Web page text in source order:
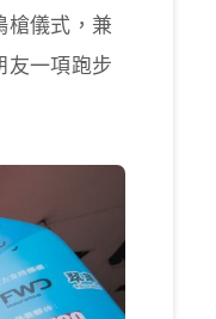
槍儀式，兼
友一項跑步